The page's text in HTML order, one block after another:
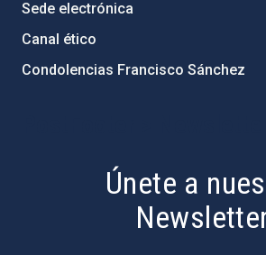
Sede electrónica
Canal ético
Condolencias Francisco Sánchez
Únete a